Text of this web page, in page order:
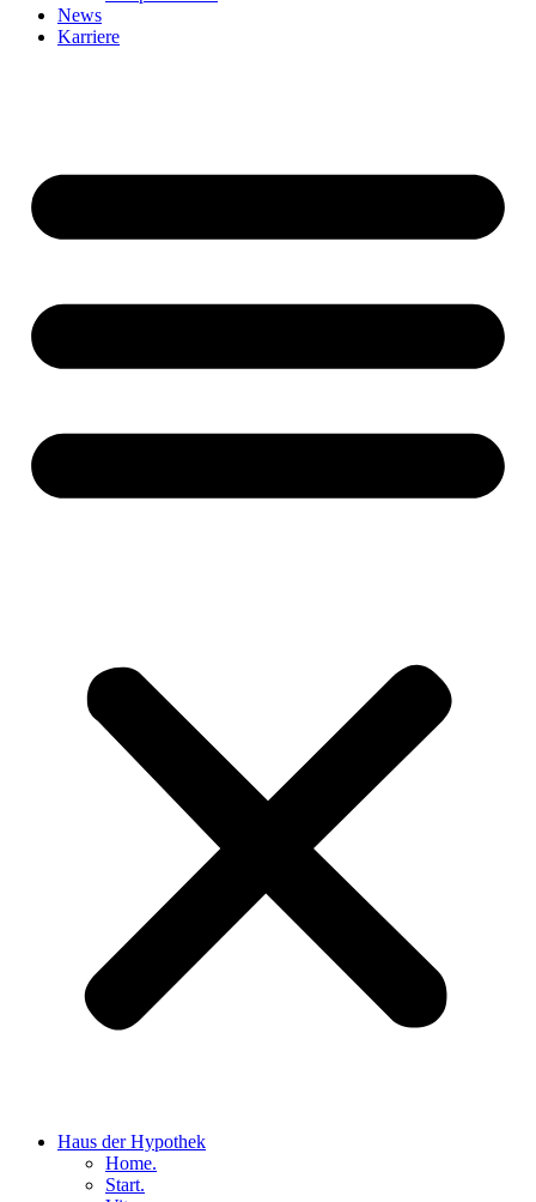
News
Karriere
Haus der Hypothek
Home.
Start.